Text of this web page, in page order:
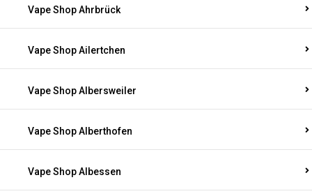
Vape Shop Ahrbrück
Vape Shop Ailertchen
Vape Shop Albersweiler
Vape Shop Alberthofen
Vape Shop Albessen